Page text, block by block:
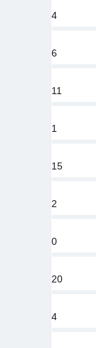
4
6
11
1
15
2
0
20
4